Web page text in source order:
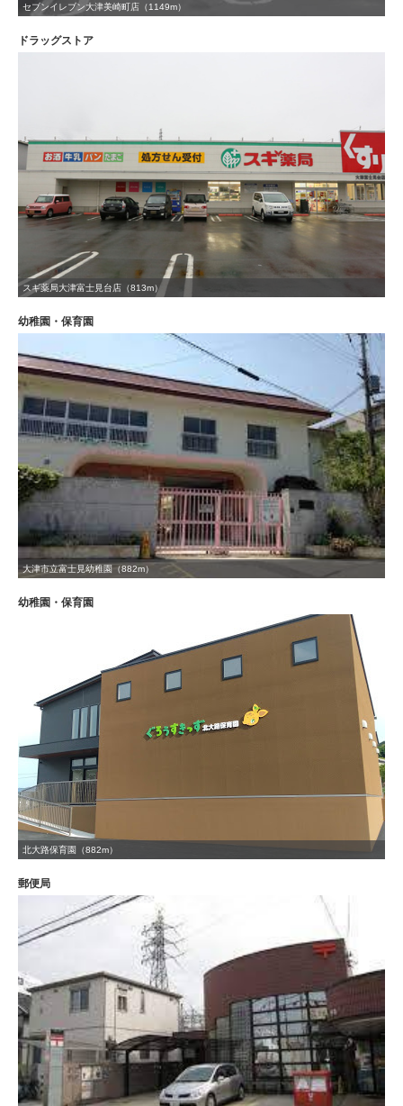
セブンイレブン大津美崎町店（1149m）
ドラッグストア
スギ薬局大津富士見台店（813m）
幼稚園・保育園
大津市立富士見幼稚園（882m）
幼稚園・保育園
北大路保育園（882m）
郵便局